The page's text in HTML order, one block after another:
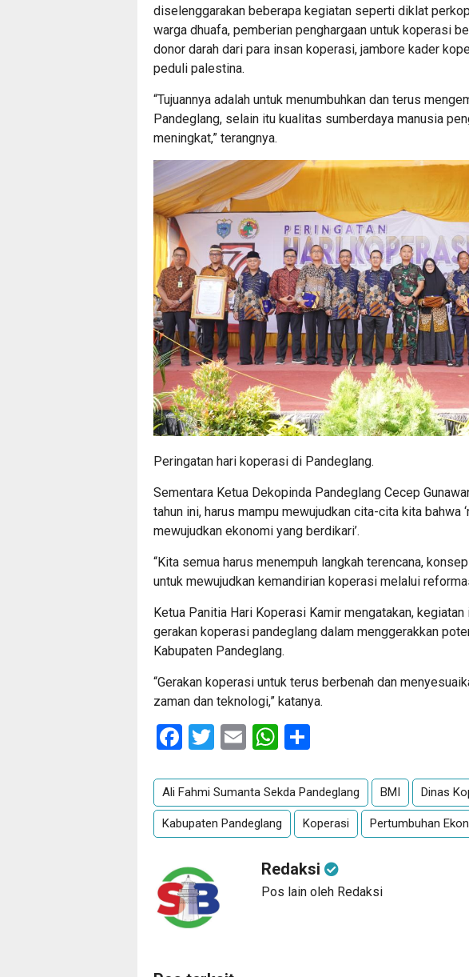
diselenggarakan beberapa kegiatan seperti diklat
warga dhuafa, pemberian penghargaan untuk koperasi
donor darah dari para insan koperasi, jambore kader
peduli palestina.
“Tujuannya adalah untuk menumbuhkan dan terus
Pandeglang, selain itu kualitas sumberdaya manusia
meningkat,” terangnya.
Peringatan hari koperasi di Pandeglang.
Sementara Ketua Dekopinda Pandeglang Cecep
tahun ini, harus mampu mewujudkan cita-cita kita bahwa
mewujudkan ekonomi yang berdikari’.
“Kita semua harus menempuh langkah terencana,
untuk mewujudkan kemandirian koperasi melalui
Ketua Panitia Hari Koperasi Kamir mengatakan,
gerakan koperasi pandeglang dalam menggerakkan
Kabupaten Pandeglang.
“Gerakan koperasi untuk terus berbenah dan
zaman dan teknologi,” katanya.
Facebook
Twitter
EmailWhatsApp
Ali Fahmi Sumanta Sekda Pandeglang BMI Dinas
Kabupaten Pandeglang Koperasi Pertumbuhan
Redaksi
Pos lain oleh Redaksi